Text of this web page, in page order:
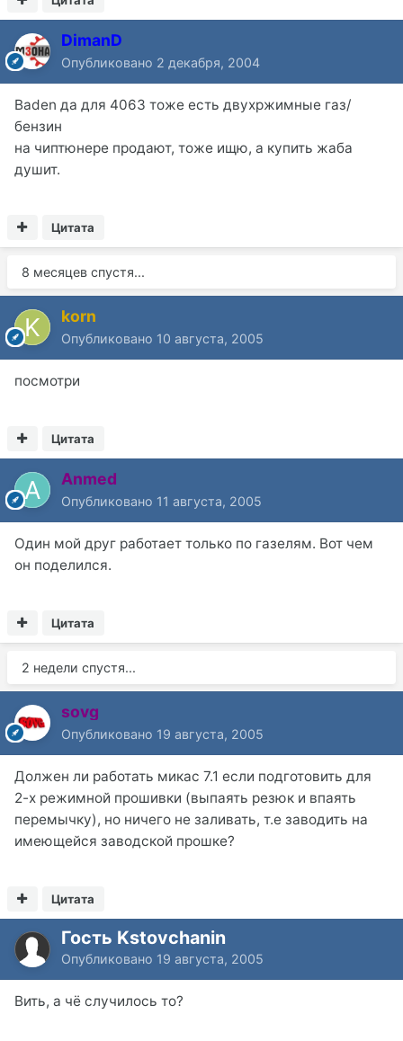
DimanD
Опубликовано 2 декабря, 2004
Baden да для 4063 тоже есть двухржимные газ/
бензин
на чиптюнере продают, тоже ищю, а купить жаба
душит.
Цитата
8 месяцев спустя...
korn
Опубликовано 10 августа, 2005
посмотри
Цитата
Anmed
Опубликовано 11 августа, 2005
Один мой друг работает только по газелям. Вот чем
он поделился.
Цитата
2 недели спустя...
sovg
Опубликовано 19 августа, 2005
Должен ли работать микас 7.1 если подготовить для
2-х режимной прошивки (выпаять резюк и впаять
перемычку), но ничего не заливать, т.е заводить на
имеющейся заводской прошке?
Цитата
Гость Kstovchanin
Опубликовано 19 августа, 2005
Вить, а чё случилось то?